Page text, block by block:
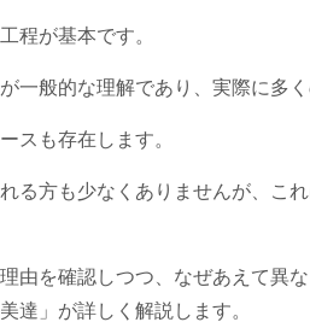
程が基本です。
般的な理解であり、実際に多
スも存在します。
る方も少なくありませんが、こ
由を確認しつつ、なぜあえて異
達」が詳しく解説します。